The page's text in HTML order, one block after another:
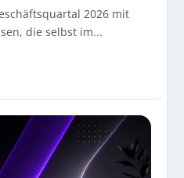
2026 mit
die selbst im...